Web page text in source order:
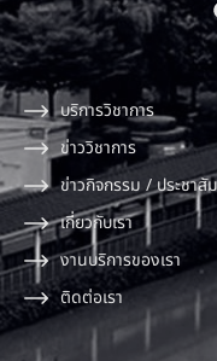
บริการวิชาการ
ข่าววิชาการ
ข่าวกิจกรรม / ประชา
เกี่ยวกับเรา
งานบริการของเรา
ติดต่อเรา